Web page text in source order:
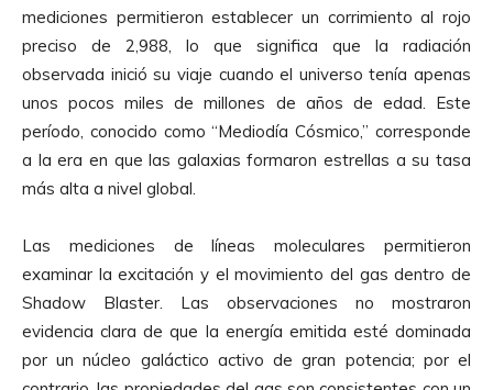
mediciones permitieron establecer un corrimiento al rojo
preciso de 2,988, lo que significa que la radiación
observada inició su viaje cuando el universo tenía apenas
unos pocos miles de millones de años de edad. Este
período, conocido como “Mediodía Cósmico,” corresponde
a la era en que las galaxias formaron estrellas a su tasa
más alta a nivel global.
Las mediciones de líneas moleculares permitieron
examinar la excitación y el movimiento del gas dentro de
Shadow Blaster. Las observaciones no mostraron
evidencia clara de que la energía emitida esté dominada
por un núcleo galáctico activo de gran potencia; por el